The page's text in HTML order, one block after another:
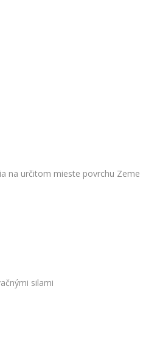
na určitom mieste povrchu Zeme
silami